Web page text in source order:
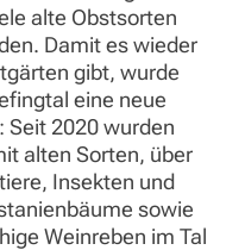
alte Obstsorten
Damit es wieder
gibt, wurde
eine neue
Seit 2020 wurden
alten Sorten, über
Insekten und
sowie
Weinreben im Tal